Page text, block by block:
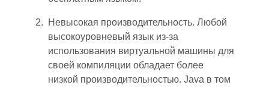
Невысокая производительность. Любой
высокоуровневый язык из-за
использования виртуальной машины для
своей компиляции обладает более
низкой производительностью. Java в том